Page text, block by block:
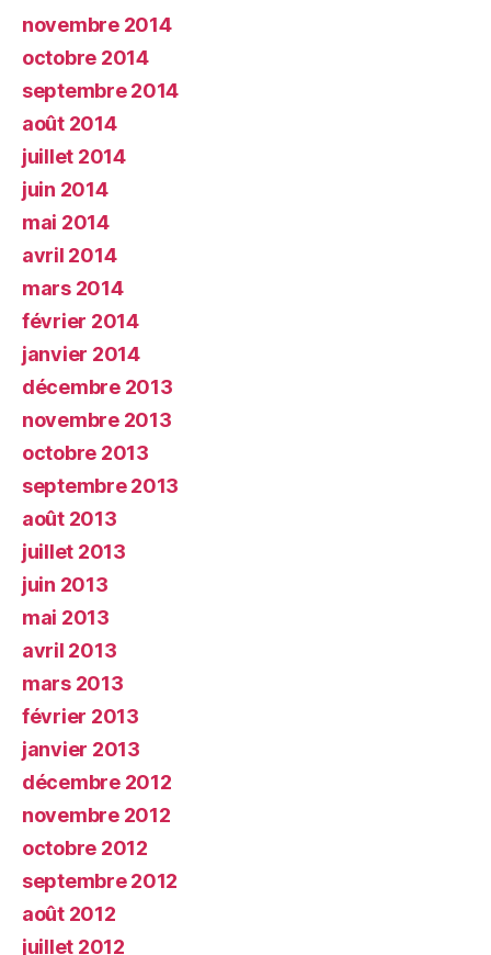
novembre 2014
octobre 2014
septembre 2014
août 2014
juillet 2014
juin 2014
mai 2014
avril 2014
mars 2014
février 2014
janvier 2014
décembre 2013
novembre 2013
octobre 2013
septembre 2013
août 2013
juillet 2013
juin 2013
mai 2013
avril 2013
mars 2013
février 2013
janvier 2013
décembre 2012
novembre 2012
octobre 2012
septembre 2012
août 2012
juillet 2012